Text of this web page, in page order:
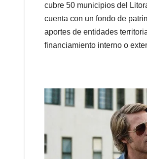
cubre 50 municipios del
cuenta con un fondo de
aportes de entidades
financiamiento interno o